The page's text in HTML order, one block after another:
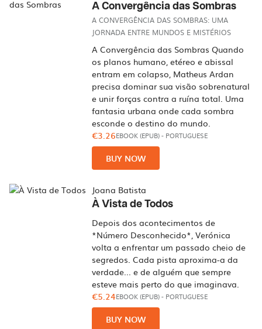
A Convergência das Sombras
A CONVERGÊNCIA DAS SOMBRAS: UMA
JORNADA ENTRE MUNDOS E MISTÉRIOS
A Convergência das Sombras Quando
os planos humano, etéreo e abissal
entram em colapso, Matheus Ardan
precisa dominar sua visão sobrenatural
e unir forças contra a ruína total. Uma
fantasia urbana onde cada sombra
esconde o destino do mundo.
€3.26EBOOK (EPUB)- PORTUGUESE
BUY NOW
Joana Batista
À Vista de Todos
Depois dos acontecimentos de
*Número Desconhecido*, Verónica
volta a enfrentar um passado cheio de
segredos. Cada pista aproxima-a da
verdade... e de alguém que sempre
esteve mais perto do que imaginava.
€5.24EBOOK (EPUB)- PORTUGUESE
BUY NOW